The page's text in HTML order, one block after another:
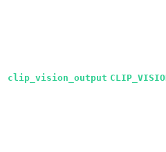
clip_vision_output